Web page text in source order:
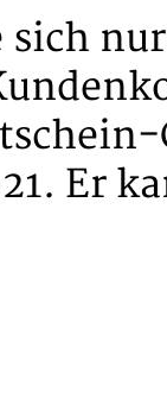
sich
Er